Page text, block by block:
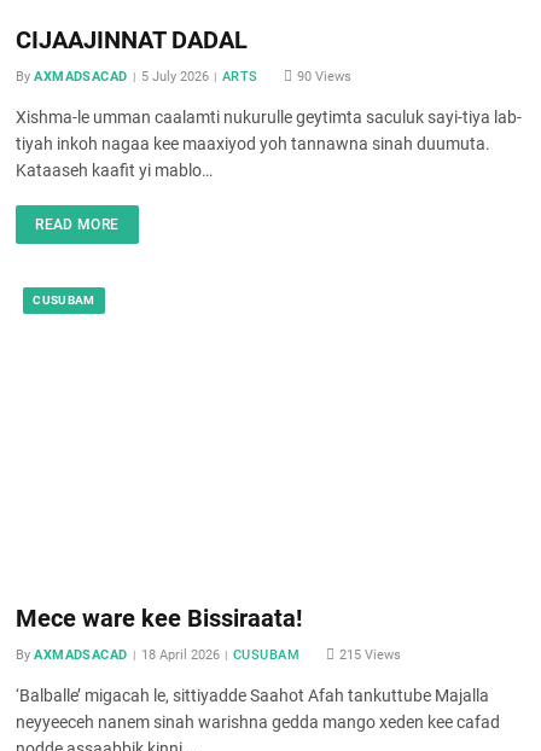
CIJAAJINNAT DADAL
By AXMADSACAD 5 July 2026 ARTS 90 Views
Xishma-le umman caalamti nukurulle geytimta saculuk sayi-tiya lab-
tiyah inkoh nagaa kee maaxiyod yoh tannawna sinah duumuta.
Kataaseh kaafit yi mablo…
READ MORE
CUSUBAM
Mece ware kee Bissiraata!
By AXMADSACAD 18 April 2026 CUSUBAM 215 Views
‘Balballe’ migacah le, sittiyadde Saahot Afah tankuttube Majalla
neyyeeceh nanem sinah warishna gedda mango xeden kee cafad